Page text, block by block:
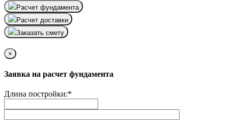
Расчет фундамента
Расчет доставки
Заказать смету
×
Заявка на расчет фундамента
Длина постройки:*